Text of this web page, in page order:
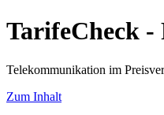
TarifeCheck -
Telekommunikation im
Zum Inhalt